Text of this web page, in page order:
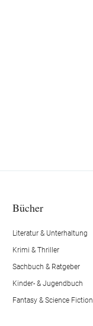
Bücher
Literatur & Unterhaltung
Krimi & Thriller
Sachbuch & Ratgeber
Kinder- & Jugendbuch
Fantasy & Science Fiction